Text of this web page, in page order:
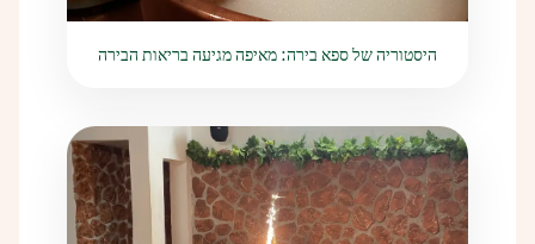
היסטוריה של ספא בירה: מאיפה מגיעה בריאות הבירה